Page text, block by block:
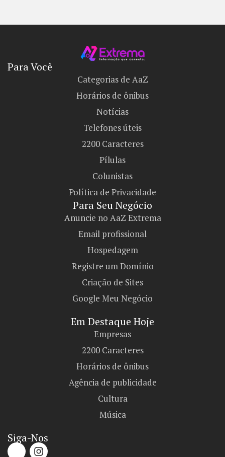
Para Você
Categorias de AaZ
Horários de ônibus
Notícias
Telefones úteis
2200 Caracteres
Pílulas
Colunistas
Política de Privacidade
Para Seu Negócio​
Anuncie no AaZ Extrema
Email profissional
Hospedagem
Registre um Domínio
Criação de Sites
Google Meu Negócio
Em Destaque Hoje
Empresas
2200 Caracteres
Horários de ônibus
Agência de publicidade
Cultura
Música
Siga-Nos